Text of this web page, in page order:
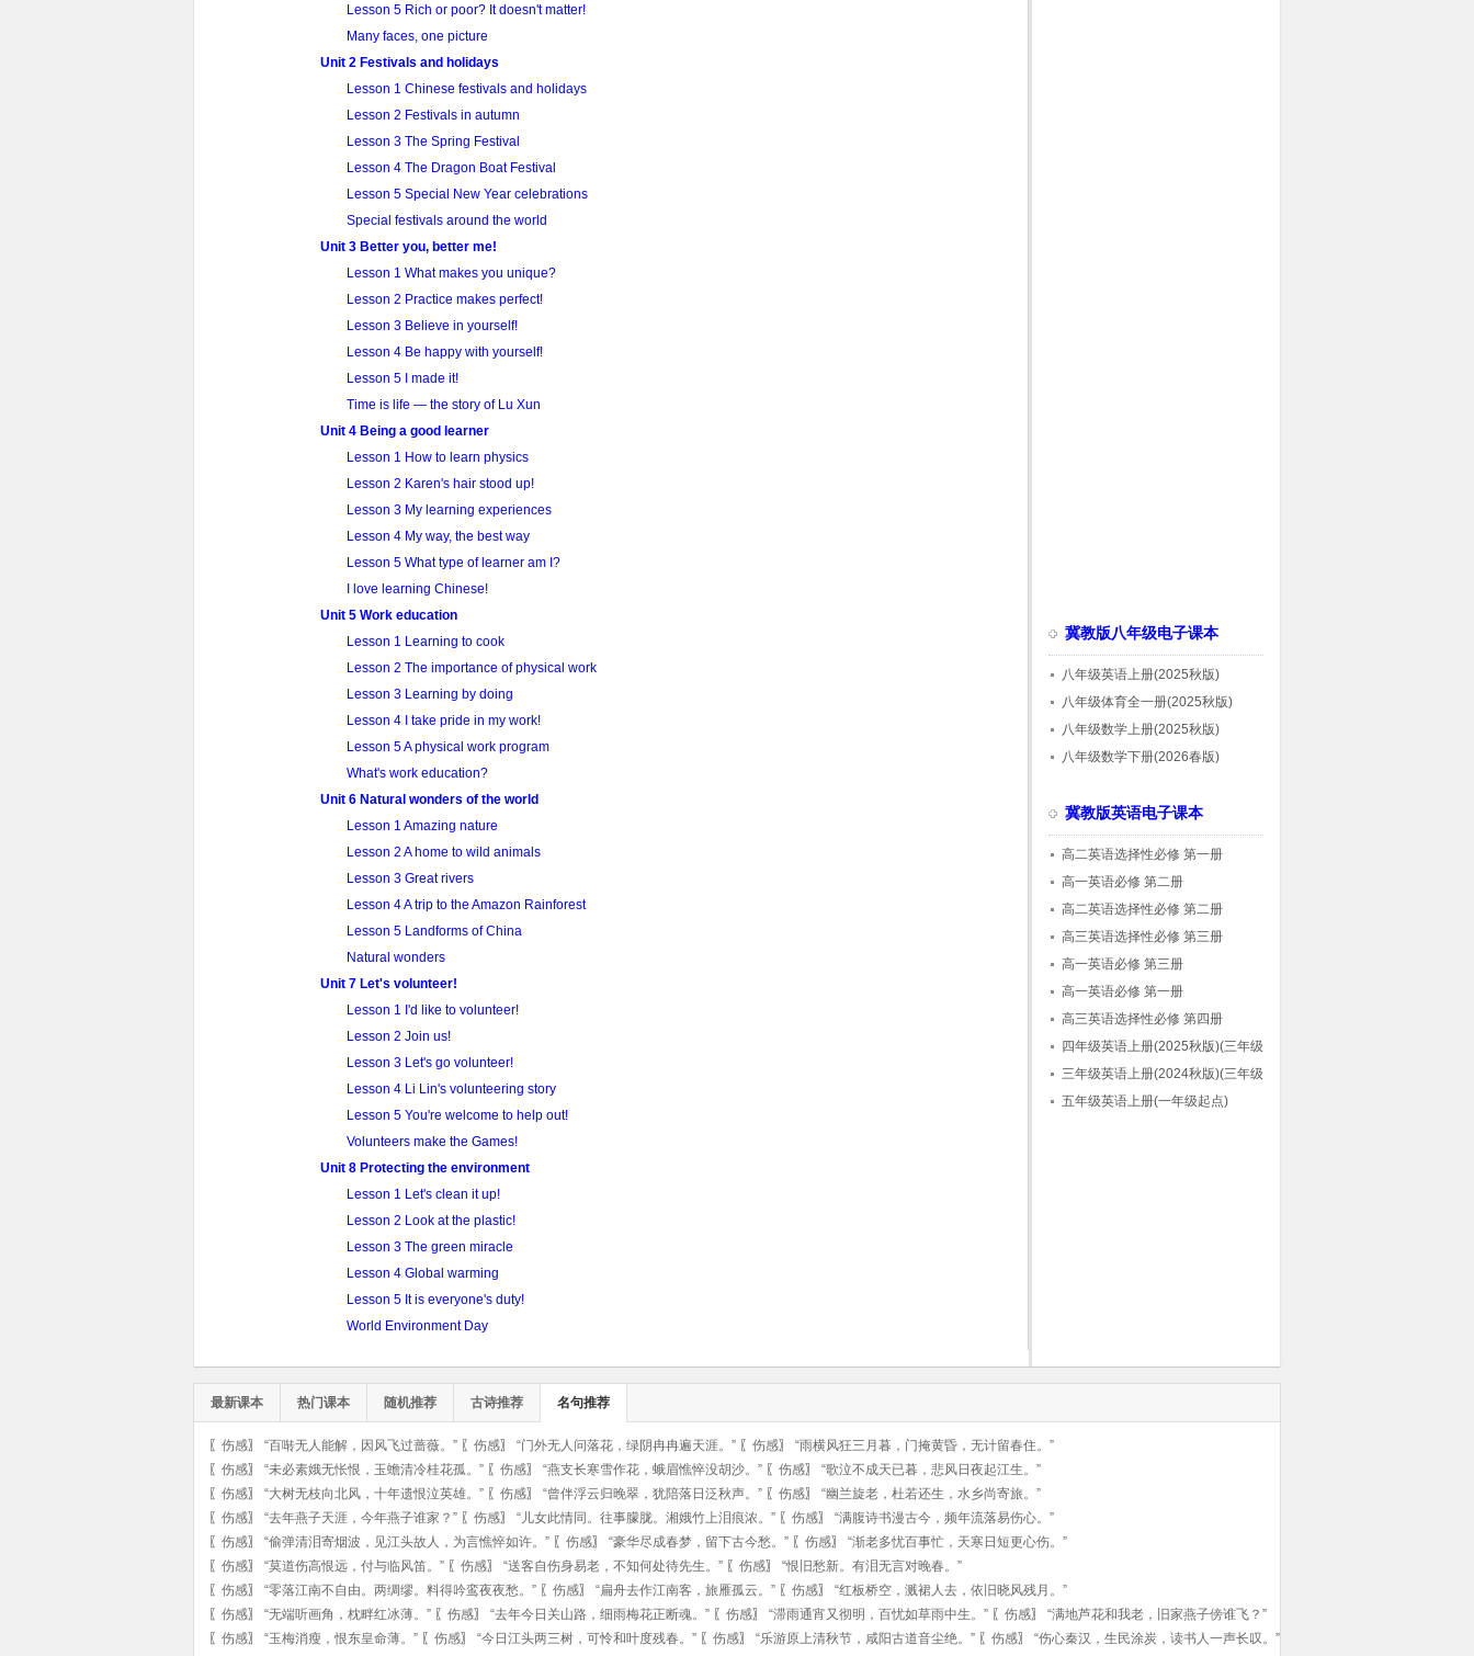
Lesson 5 Rich or poor? It doesn't matter!
Many faces, one picture
Unit 2 Festivals and holidays
Lesson 1 Chinese festivals and holidays
Lesson 2 Festivals in autumn
Lesson 3 The Spring Festival
Lesson 4 The Dragon Boat Festival
Lesson 5 Special New Year celebrations
Special festivals around the world
Unit 3 Better you, better me!
Lesson 1 What makes you unique?
Lesson 2 Practice makes perfect!
Lesson 3 Believe in yourself!
Lesson 4 Be happy with yourself!
Lesson 5 I made it!
Time is life — the story of Lu Xun
Unit 4 Being a good learner
Lesson 1 How to learn physics
Lesson 2 Karen's hair stood up!
Lesson 3 My learning experiences
Lesson 4 My way, the best way
Lesson 5 What type of learner am I?
I love learning Chinese!
Unit 5 Work education
Lesson 1 Learning to cook
Lesson 2 The importance of physical work
Lesson 3 Learning by doing
Lesson 4 I take pride in my work!
Lesson 5 A physical work program
What's work education?
Unit 6 Natural wonders of the world
Lesson 1 Amazing nature
Lesson 2 A home to wild animals
Lesson 3 Great rivers
Lesson 4 A trip to the Amazon Rainforest
Lesson 5 Landforms of China
Natural wonders
Unit 7 Let's volunteer!
Lesson 1 I'd like to volunteer!
Lesson 2 Join us!
Lesson 3 Let's go volunteer!
Lesson 4 Li Lin's volunteering story
Lesson 5 You're welcome to help out!
Volunteers make the Games!
Unit 8 Protecting the environment
Lesson 1 Let's clean it up!
Lesson 2 Look at the plastic!
Lesson 3 The green miracle
Lesson 4 Global warming
Lesson 5 It is everyone's duty!
World Environment Day
冀教版八年级电子课本
八年级英语上册(2025秋版)
八年级体育全一册(2025秋版)
八年级数学上册(2025秋版)
八年级数学下册(2026春版)
冀教版英语电子课本
高二英语选择性必修 第一册
高一英语必修 第二册
高二英语选择性必修 第二册
高三英语选择性必修 第三册
高一英语必修 第三册
高一英语必修 第一册
高三英语选择性必修 第四册
四年级英语上册(2025秋版)(三年级起点)
三年级英语上册(2024秋版)(三年级起点)
五年级英语上册(一年级起点)
最新课本 热门课本 随机推荐 古诗推荐 名句推荐
〖 伤感〗 “百啭无人能解，因风飞过蔷薇。” 〖 伤感〗 “门外无人问落花，绿阴冉冉遍天涯。” 〖 伤感〗 “雨横风狂三月暮，门掩黄昏，无计留春住。”
〖 伤感〗 “未必素娥无怅恨，玉蟾清冷桂花孤。” 〖 伤感〗 “燕支长寒雪作花，蛾眉憔悴没胡沙。” 〖 伤感〗 “歌泣不成天已暮，悲风日夜起江生。”
〖 伤感〗 “大树无枝向北风，十年遗恨泣英雄。” 〖 伤感〗 “曾伴浮云归晚翠，犹陪落日泛秋声。” 〖 伤感〗 “幽兰旋老，杜若还生，水乡尚寄旅。”
〖 伤感〗 “去年燕子天涯，今年燕子谁家？” 〖 伤感〗 “儿女此情同。往事朦胧。湘娥竹上泪痕浓。” 〖 伤感〗 “满腹诗书漫古今，频年流落易伤心。”
〖 伤感〗 “偷弹清泪寄烟波，见江头故人，为言憔悴如许。” 〖 伤感〗 “豪华尽成春梦，留下古今愁。” 〖 伤感〗 “渐老多忧百事忙，天寒日短更心伤。”
〖 伤感〗 “莫道伤高恨远，付与临风笛。” 〖 伤感〗 “送客自伤身易老，不知何处待先生。” 〖 伤感〗 “恨旧愁新。有泪无言对晚春。”
〖 伤感〗 “零落江南不自由。两绸缪。料得吟鸾夜夜愁。” 〖 伤感〗 “扁舟去作江南客，旅雁孤云。” 〖 伤感〗 “红板桥空，溅裙人去，依旧晓风残月。”
〖 伤感〗 “无端听画角，枕畔红冰薄。” 〖 伤感〗 “去年今日关山路，细雨梅花正断魂。” 〖 伤感〗 “滞雨通宵又彻明，百忧如草雨中生。” 〖 伤感〗 “满地芦花和我老，旧家燕子傍谁飞？”
〖 伤感〗 “玉梅消瘦，恨东皇命薄。” 〖 伤感〗 “今日江头两三树，可怜和叶度残春。” 〖 伤感〗 “乐游原上清秋节，咸阳古道音尘绝。” 〖 伤感〗 “伤心秦汉，生民涂炭，读书人一声长叹。”